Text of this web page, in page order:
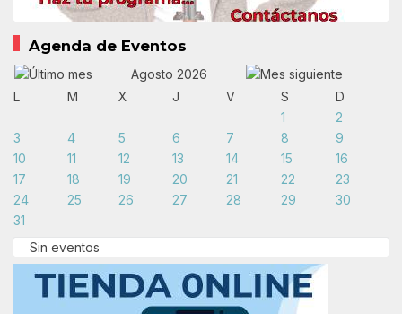
Agenda de Eventos
Agosto 2026
L
M X J V S
D
1
2
3
4 5 6 7 8
9
10
11 12 13 14 15
16
17
18 19 20 21 22
23
24
25 26 27 28 29
30
31
Sin eventos